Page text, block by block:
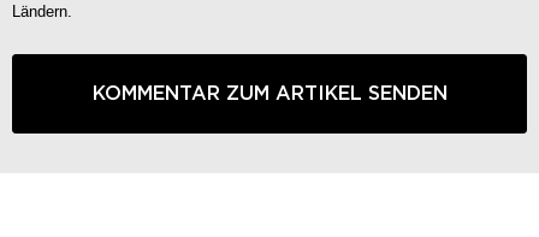
Ländern.